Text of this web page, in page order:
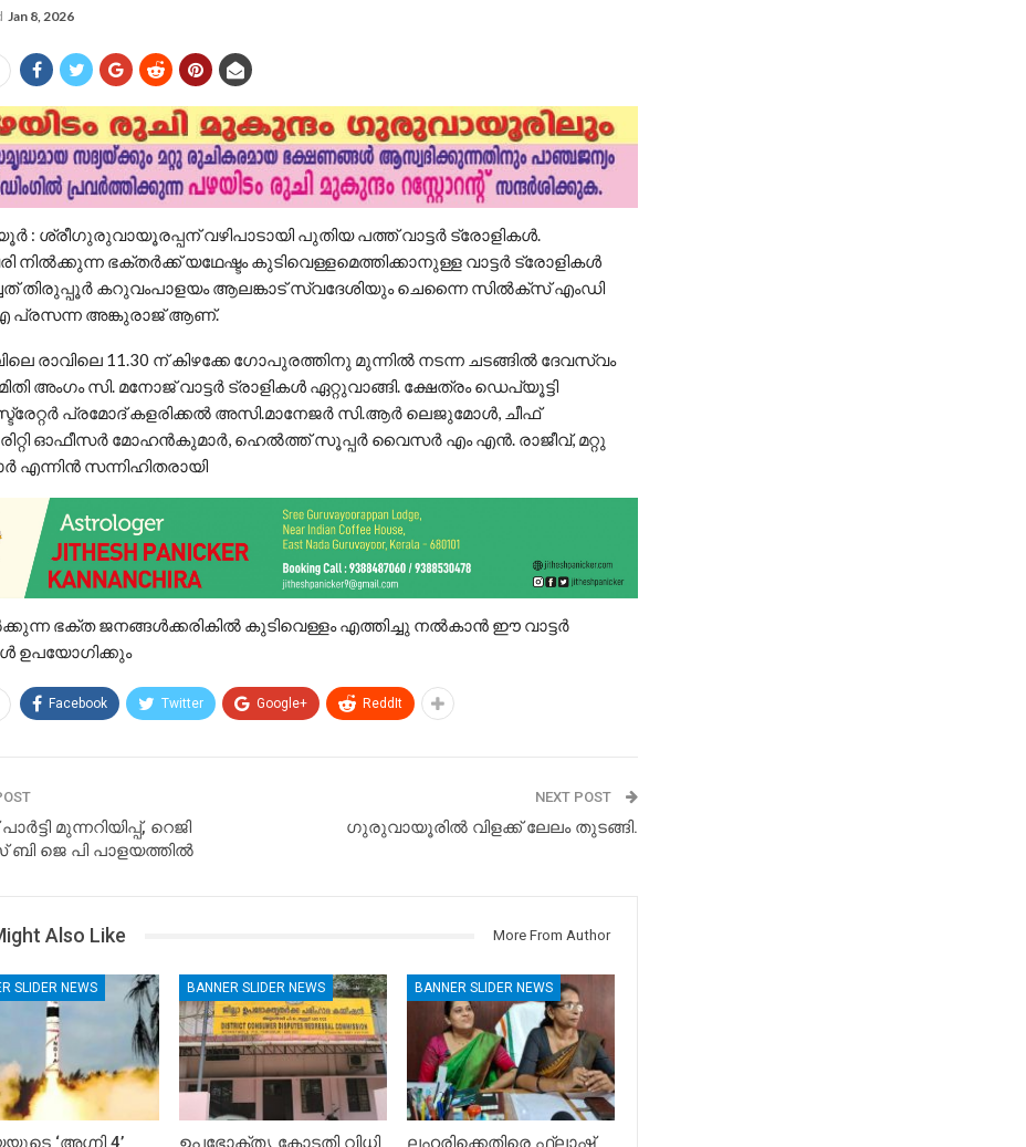
Jan 8, 2026
: ശ്രീഗുരുവായൂരപ്പന് വഴിപാടായി പുതിയ പത്ത് വാട്ടർ ട്രോളികൾ.
ഭക്തർക്ക് യഥേഷ്ടം കുടിവെള്ളമെത്തിക്കാനുള്ള വാട്ടർ ട്രോളികൾ
തിരുപ്പൂർ കറുവംപാളയം ആലങ്കാട് സ്വദേശിയും ചെന്നൈ സിൽക്‌സ് എംഡി
പ്രസന്ന അങ്കുരാജ് ആണ്.
രാവിലെ 11.30 ന് കിഴക്കേ ഗോപുരത്തിനു മുന്നിൽ നടന്ന ചടങ്ങിൽ ദേവസ്വം
അംഗം സി. മനോജ്‌ വാട്ടർ ട്രാളികൾ ഏറ്റുവാങ്ങി. ക്ഷേത്രം ഡെപ്യൂട്ടി
പ്രമോദ് കളരിക്കൽ അസി.മാനേജർ സി.ആർ ലെജുമോൾ, ചീഫ്
ഓഫീസർ മോഹൻകുമാർ, ഹെൽത്ത് സൂപ്പർ വൈസർ എം എൻ. രാജീവ്‌, മറ്റു
എന്നിൻ സന്നിഹിതരായി
ഭക്ത ജനങ്ങൾക്കരികിൽ കുടിവെള്ളം എത്തിച്ചു നൽകാൻ ഈ വാട്ടർ
ഉപയോഗിക്കും
Facebook Twitter Google+ ReddIt
മുന്നറിയിപ്പ്, റെജി
ജെ പി പാളയത്തിൽ
NEXT POST
ഗുരുവായൂരിൽ വിളക്ക് ലേലം തുടങ്ങി.
Also Like More From Author
SLIDER NEWS
‘അഗ്നി 4’
BANNER SLIDER NEWS
ഉപഭോക്തൃ കോടതി വിധി
BANNER SLIDER NEWS
ലഹരിക്കെതിരെ ഫ്ലാഷ്